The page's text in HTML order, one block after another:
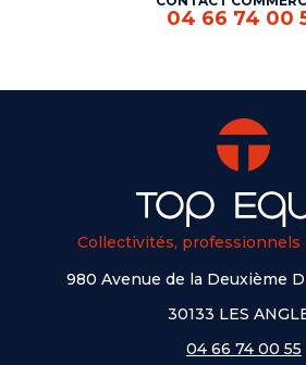
04 66 74 00
Collectivités, professionnels
980 Avenue de la Deuxième
30133 LES
04 66 74 00 55